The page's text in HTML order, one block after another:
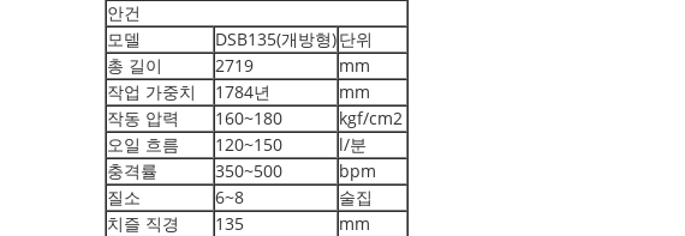
안건
모델
DSB135(개방형)단위
총 길이
2719
mm
작업 가중치
1784년
mm
작동 압력
160~180
kgf/cm2
오일 흐름
120~150
l/분
충격률
350~500
bpm
질소
6~8
술집
치즐 직경
135
mm